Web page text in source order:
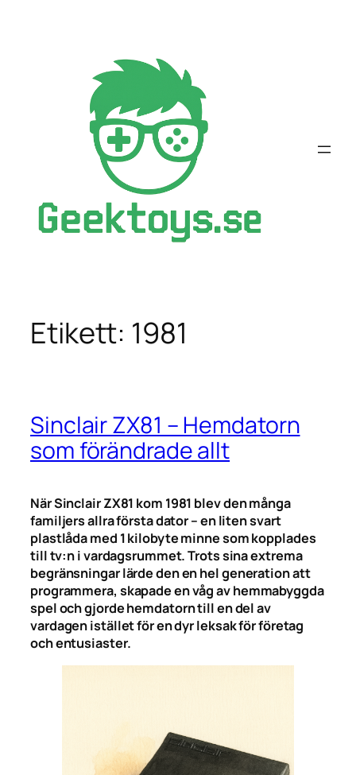
Etikett: 1981
Sinclair ZX81 – Hemdatorn
som förändrade allt
När Sinclair ZX81 kom 1981 blev den många
familjers allra första dator – en liten svart
plastlåda med 1 kilobyte minne som kopplades
till tv:n i vardagsrummet. Trots sina extrema
begränsningar lärde den en hel generation att
programmera, skapade en våg av hemmabyggda
spel och gjorde hemdatorn till en del av
vardagen istället för en dyr leksak för företag
och entusiaster.